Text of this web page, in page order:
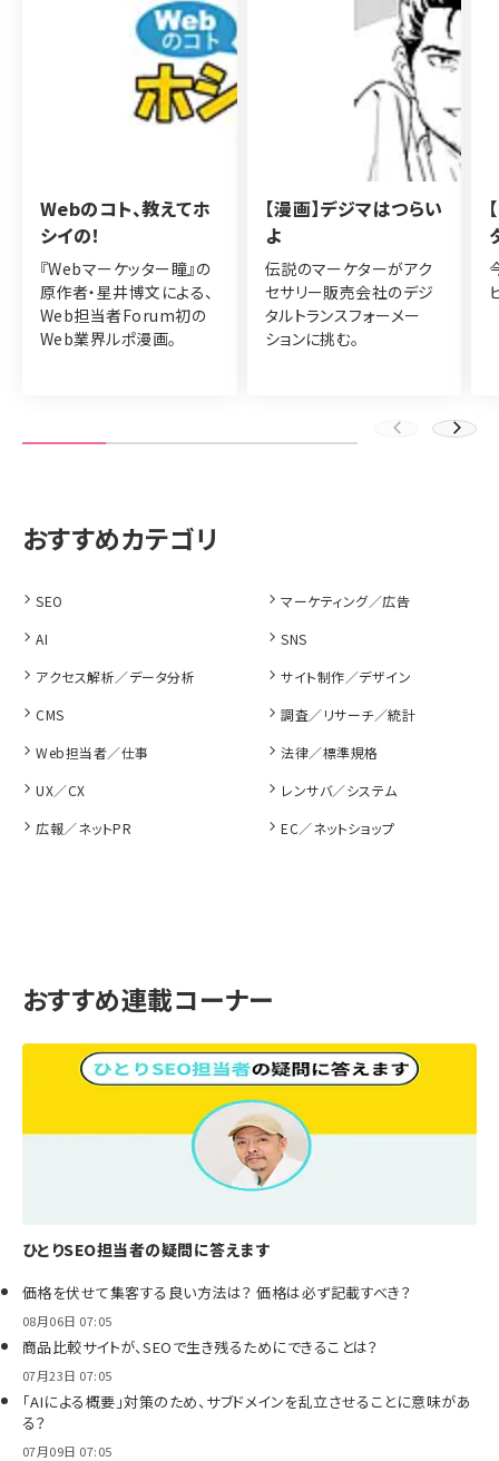
Webのコト、教えてホ
シイの！
『Webマーケッター瞳』の
原作者・星井博文による、
Web担当者Forum初の
Web業界ルポ漫画。
【漫画】デジマはつらい
よ
伝説のマーケターがアク
セサリー販売会社のデジ
タルトランスフォーメー
ションに挑む。
SEO
マーケティング／広告
AI
SNS
アクセス解析／データ分析
サイト制作／デザイン
CMS
調査／リサーチ／統計
Web担当者／仕事
法律／標準規格
UX／CX
レンサバ／システム
広報／ネットPR
EC／ネットショップ
おすすめ連載コーナー
ひとりSEO担当者の疑問に答えます
価格を伏せて集客する良い方法は？ 価格は必ず記載すべき？
08月06日 07:05
商品比較サイトが、SEOで生き残るためにできることは？
07月23日 07:05
「AIによる概要」対策のため、サブドメインを乱立させることに意味があ
る？
07月09日 07:05